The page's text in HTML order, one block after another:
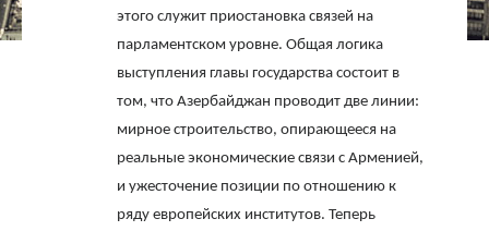
этого служит приостановка связей на
парламентском уровне. Общая логика
выступления главы государства состоит в
том, что Азербайджан проводит две линии:
мирное строительство, опирающееся на
реальные экономические связи с Арменией,
и ужесточение позиции по отношению к
ряду европейских институтов. Теперь